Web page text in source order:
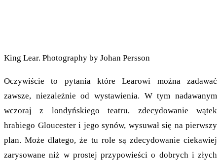
King Lear. Photography by Johan Persson
Oczywiście to pytania które Learowi można zadawać
zawsze, niezależnie od wystawienia. W tym nadawanym
wczoraj z londyńskiego teatru, zdecydowanie wątek
hrabiego Gloucester i jego synów, wysuwał się na pierwszy
plan. Może dlatego, że tu role są zdecydowanie ciekawiej
zarysowane niż w prostej przypowieści o dobrych i złych